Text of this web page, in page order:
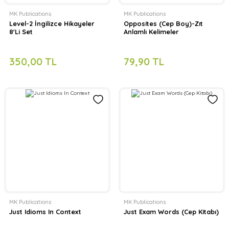
MK Publications
Level-2 İngilizce Hikayeler
8'Li Set
350,00 TL
MK Publications
Opposites (Cep Boy)-Zıt
Anlamlı Kelimeler
79,90 TL
MK Publications
Just Idioms In Context
MK Publications
Just Exam Words (Cep Kitabı)